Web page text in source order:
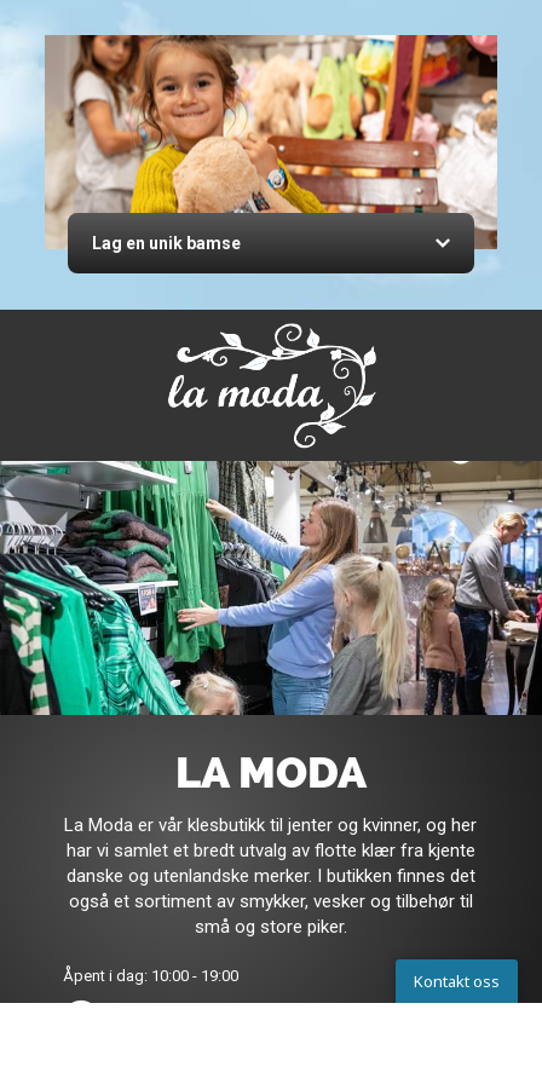
Lag en unik bamse
LA MODA
La Moda er vår klesbutikk til jenter og kvinner, og her
har vi samlet et bredt utvalg av flotte klær fra kjente
danske og utenlandske merker. I butikken finnes det
også et sortiment av smykker, vesker og tilbehør til
små og store piker.
Åpent i dag: 10:00 - 19:00 Kontakt oss